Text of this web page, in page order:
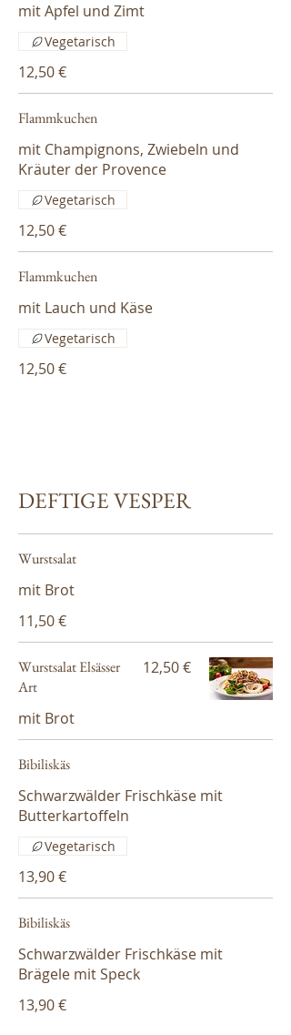
mit Apfel und Zimt
12,50 €
Vegetarisch
Flammkuchen
mit Champignons, Zwiebeln und
Kräuter der Provence
12,50 €
Vegetarisch
Flammkuchen
mit Lauch und Käse
12,50 €
Vegetarisch
DEFTIGE VESPER
Wurstsalat
mit Brot
11,50 €
Wurstsalat Elsässer
Art
mit Brot
12,50 €
Bibiliskäs
Schwarzwälder Frischkäse mit
Butterkartoffeln
13,90 €
Vegetarisch
Bibiliskäs
Schwarzwälder Frischkäse mit
Brägele mit Speck
13,90 €